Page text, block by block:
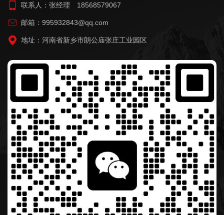
联系人：张经理 18568579067
邮箱：995932843@qq.com
地址：河南省新乡市朗公庙张庄工业园区